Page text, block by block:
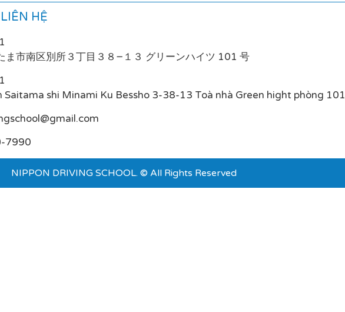
HỆ
ま市南区別所３丁目３８−１３ グリーンハイツ 101 号
Saitama shi Minami Ku Bessho 3-38-13 Toà nhà Green hight phòng 101
7990
NIPPON DRIVING SCHOOL. © All Rights Reserved